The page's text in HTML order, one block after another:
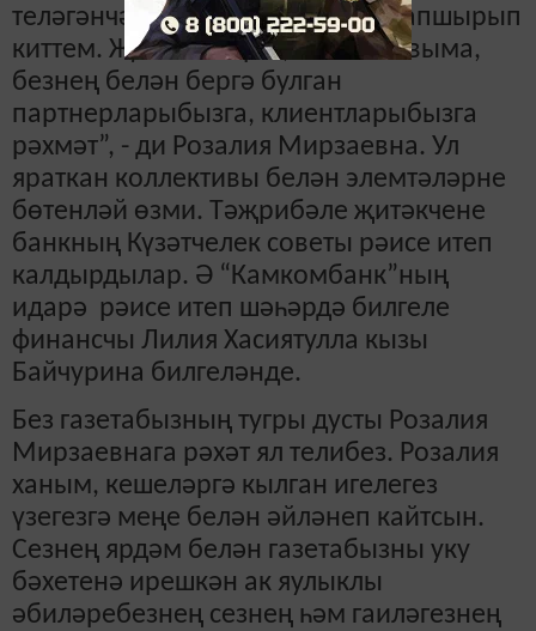
теләгәнчә, барлык эшләремне тапшырып
киттем. Җитәкчеләргә, коллективыма,
безнең белән бергә булган
партнерларыбызга, клиентларыбызга
рәхмәт”, - ди Розалия Мирзаевна. Ул
яраткан коллективы белән элемтәләрне
бөтенләй өзми. Тәҗрибәле җитәкчене
банкның Күзәтчелек советы рәисе итеп
калдырдылар. Ә “Камкомбанк”ның
идарә рәисе итеп шәһәрдә билгеле
финансчы Лилия Хасиятулла кызы
Байчурина билгеләнде.
Без газетабызның тугры дусты Розалия
Мирзаевнага рәхәт ял телибез. Розалия
ханым, кешеләргә кылган игелегез
үзегезгә меңе белән әйләнеп кайтсын.
Сезнең ярдәм белән газетабызны уку
бәхетенә ирешкән ак яулыклы
әбиләребезнең сезнең һәм гаиләгезнең